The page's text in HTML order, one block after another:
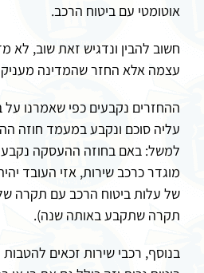
אוטומטי עם ביטוח הרכב.
חשוב להבין ונדגיש זאת שוב,
עצמה אלא החזר שהמדינה
ההחזרים נקבעים כפי שאמרנו
עליה סוכם ונקבע במעמד חוזה
למשל: באם בחוזה ההעסקה נקבע
מוגדר כרכב שירות, אזי העובד
תקרה שתקבע באותה שנה).
בנוסף, רכבי שירות זכאים להטבות